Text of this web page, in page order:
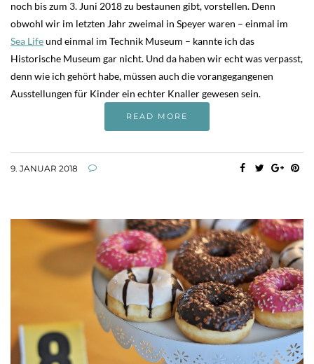
noch bis zum 3. Juni 2018 zu bestaunen gibt, vorstellen. Denn
obwohl wir im letzten Jahr zweimal in Speyer waren – einmal im
Sea Lifeund einmal im Technik Museum – kannte ich das
Historische Museum gar nicht. Und da haben wir echt was verpasst,
denn wie ich gehört habe, müssen auch die vorangegangenen
Ausstellungen für Kinder ein echter Knaller gewesen sein.
READ MORE
9. JANUAR 2018